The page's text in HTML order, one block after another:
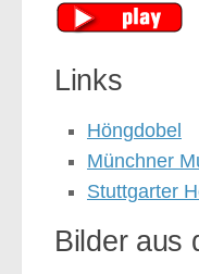
Links
Höngdobel
Münchner
Stuttgarter
Bilder aus